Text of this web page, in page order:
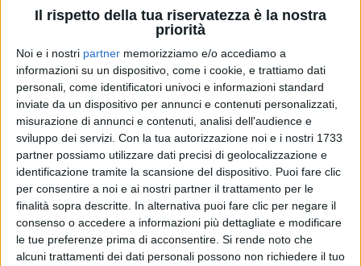
Il rispetto della tua riservatezza è la nostra
priorità
Noi e i nostri partner memorizziamo e/o accediamo a
informazioni su un dispositivo, come i cookie, e trattiamo dati
personali, come identificatori univoci e informazioni standard
inviate da un dispositivo per annunci e contenuti personalizzati,
misurazione di annunci e contenuti, analisi dell'audience e
sviluppo dei servizi. Con la tua autorizzazione noi e i nostri 1733
partner possiamo utilizzare dati precisi di geolocalizzazione e
identificazione tramite la scansione del dispositivo. Puoi fare clic
per consentire a noi e ai nostri partner il trattamento per le
finalità sopra descritte. In alternativa puoi fare clic per negare il
consenso o accedere a informazioni più dettagliate e modificare
le tue preferenze prima di acconsentire. Si rende noto che
alcuni trattamenti dei dati personali possono non richiedere il tuo
Altri ospiti